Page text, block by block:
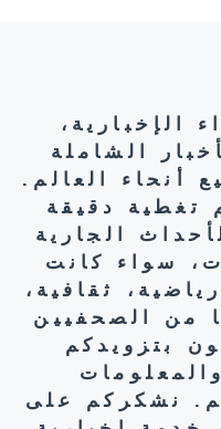
الإخبارية،
الشاملة
أنحاء العالم.
تغطية دقيقة
الجارية
سواء كانت
ثقافية،
من الصحفيين
بتزويدكم
نشكركم على